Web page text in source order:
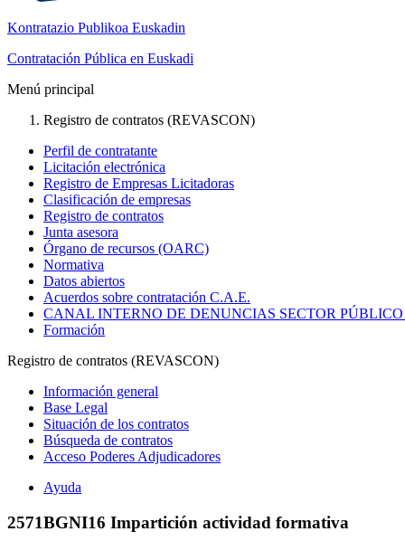
Kontratazio Publikoa Euskadin
Contratación Pública en Euskadi
Menú principal
Registro de contratos (REVASCON)
Perfil de contratante
Licitación electrónica
Registro de Empresas Licitadoras
Clasificación de empresas
Registro de contratos
Junta asesora
Órgano de recursos (OARC)
Normativa
Datos abiertos
Acuerdos sobre contratación C.A.E.
CANAL INTERNO DE DENUNCIAS SECTOR
Formación
Registro de contratos (REVASCON)
Información general
Base Legal
Situación de los contratos
Búsqueda de contratos
Acceso Poderes Adjudicadores
Ayuda
2571BGNI16 Impartición actividad formativa